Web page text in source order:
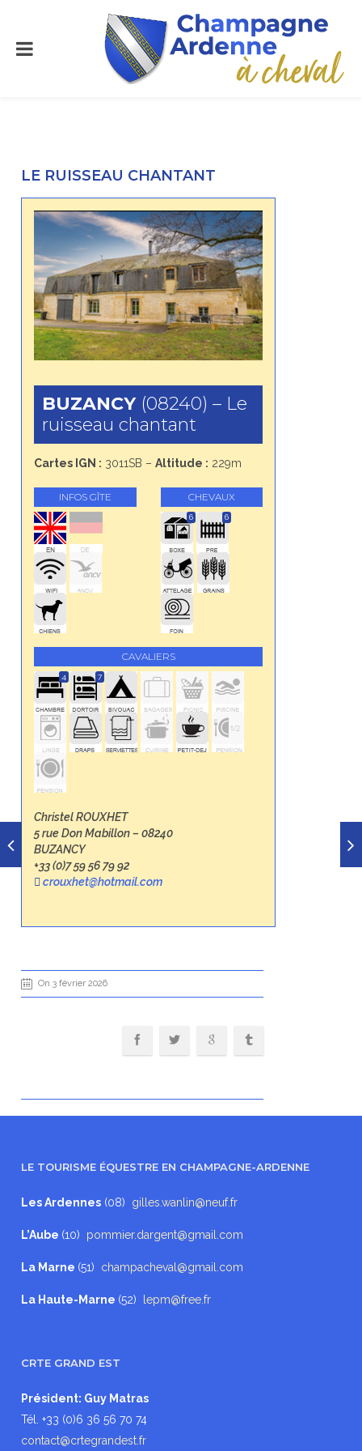
LE RUISSEAU CHANTANT
BUZANCY (08240) – Le
ruisseau chantant
Cartes IGN : 3011SB –Altitude : 229m
INFOS GÎTE CHEVAUX
6 6
CAVALIERS
4 7
Christel ROUXHET
5 rue Don Mabillon – 08240
BUZANCY
+33 (0)7 59 56 79 92
crouxhet@hotmail.com
On 3 février 2026
LE TOURISME ÉQUESTRE EN CHAMPAGNE-ARDENNE
Les Ardennes (08) gilles.wanlin@neuf.fr
L’Aube (10) pommier.dargent@gmail.com
La Marne (51) champacheval@gmail.com
La Haute-Marne (52) lepm@free.fr
CRTE GRAND EST
Président: Guy Matras
Tél. +33 (0)6 36 56 70 74
contact@crtegrandest.fr